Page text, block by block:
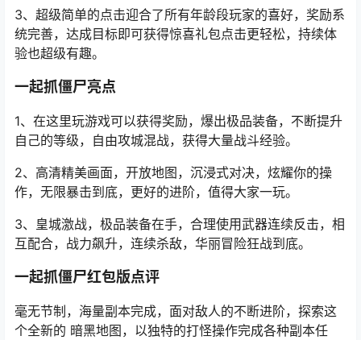
3、超级简单的点击迎合了所有年龄段玩家的喜好，奖励系
统完善，达成目标即可获得惊喜礼包点击更轻松，持续体
验也超级有趣。
一起抓僵尸亮点
1、在这里玩游戏可以获得奖励，爆出极品装备，不断提升
自己的等级，自由攻城混战，获得大量战斗经验。
2、高清精美画面，开放地图，沉浸式对决，炫耀你的操
作，无限暴击到底，更好的进阶，值得大家一玩。
3、皇城激战，极品装备在手，合理使用武器连续反击，相
互配合，战力飙升，连续杀敌，华丽冒险狂战到底。
一起抓僵尸红包版点评
毫无节制，海量副本完成，面对敌人的不断进阶，探索这
个全新的 暗黑地图，以独特的打怪操作完成各种副本任